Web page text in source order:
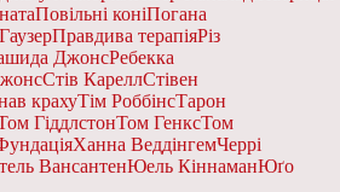
Повільні коніПогана
Правдива терапіяРіз
ДжонсРебекка
Стів КареллСтівен
крахуТім РоббінсТарон
ГіддлстонТом ГенксТом
Ханна ВеддінгемЧеррі
ВансантенЮель КіннаманЮґо